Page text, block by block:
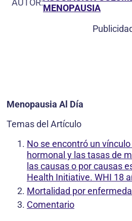
AUTOR:MENOPAUSIA
Menopausia Al Día
Temas del Artículo
No se encontró un
hormonal y las tasas de
las causas o por causas
Health Initiative. WHI 18
Mortalidad por
Comentario